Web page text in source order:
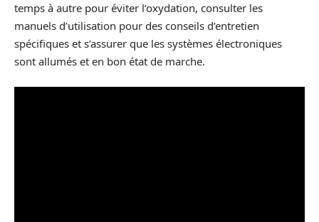
temps à autre pour éviter l’oxydation, consulter les
manuels d’utilisation pour des conseils d’entretien
spécifiques et s’assurer que les systèmes électroniques
sont allumés et en bon état de marche.